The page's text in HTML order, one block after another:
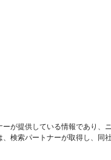
が提供している情報であり
検索パートナーが取得し、同